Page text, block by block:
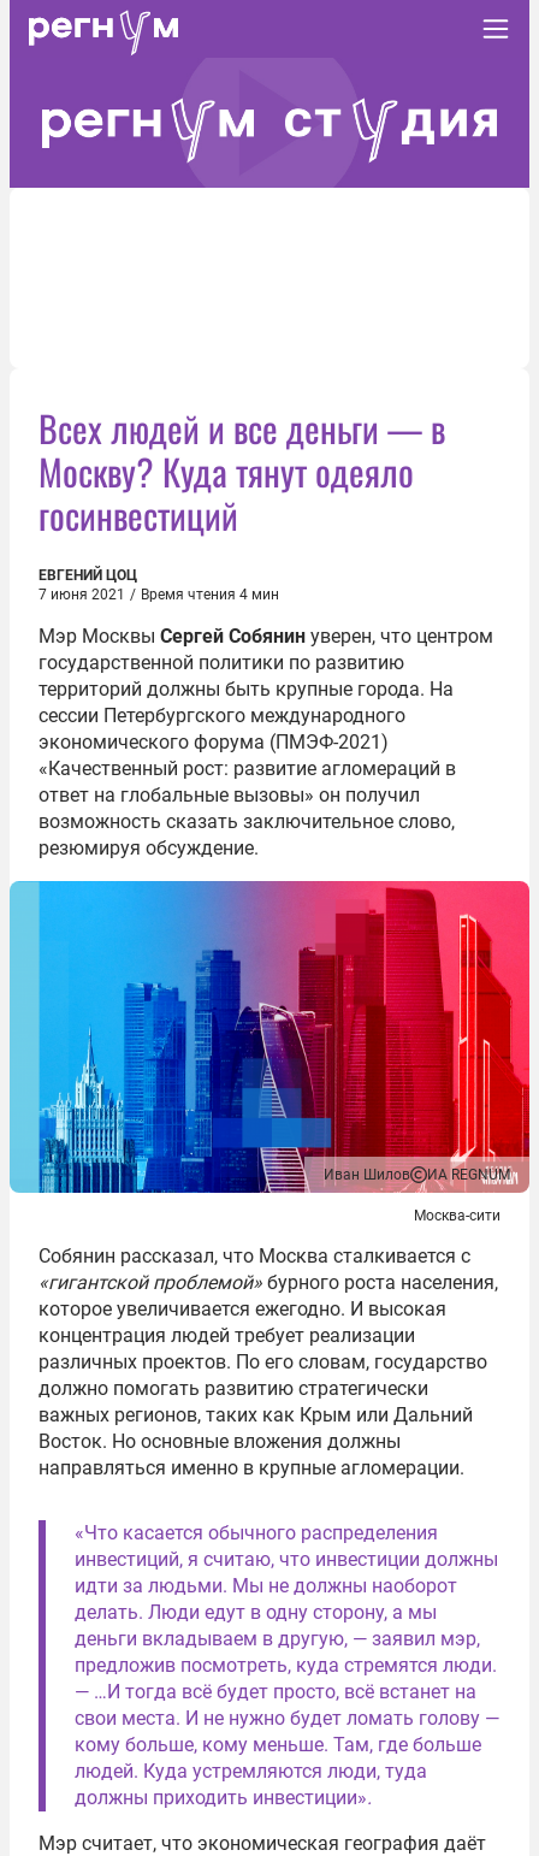
Всех людей и все деньги — в
Москву? Куда тянут одеяло
госинвестиций
ЕВГЕНИЙ ЦОЦ
7 июня 2021 / Время чтения 4 мин
Мэр Москвы Сергей Собянин уверен, что центром
государственной политики по развитию
территорий должны быть крупные города. На
сессии Петербургского международного
экономического форума (ПМЭФ-2021)
«Качественный рост: развитие агломераций в
ответ на глобальные вызовы» он получил
возможность сказать заключительное слово,
резюмируя обсуждение.
Иван Шилов ИА REGNUM
Москва-сити
Собянин рассказал, что Москва сталкивается с
«гигантской проблемой» бурного роста населения,
которое увеличивается ежегодно. И высокая
концентрация людей требует реализации
различных проектов. По его словам, государство
должно помогать развитию стратегически
важных регионов, таких как Крым или Дальний
Восток. Но основные вложения должны
направляться именно в крупные агломерации.
«Что касается обычного распределения
инвестиций, я считаю, что инвестиции должны
идти за людьми. Мы не должны наоборот
делать. Люди едут в одну сторону, а мы
деньги вкладываем в другую, — заявил мэр,
предложив посмотреть, куда стремятся люди.
— …И тогда всё будет просто, всё встанет на
свои места. И не нужно будет ломать голову —
кому больше, кому меньше. Там, где больше
людей. Куда устремляются люди, туда
должны приходить инвестиции».
Мэр считает, что экономическая география даёт